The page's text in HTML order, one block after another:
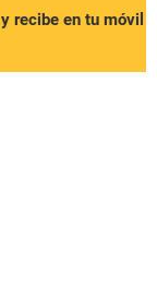
recibe en tu móvil